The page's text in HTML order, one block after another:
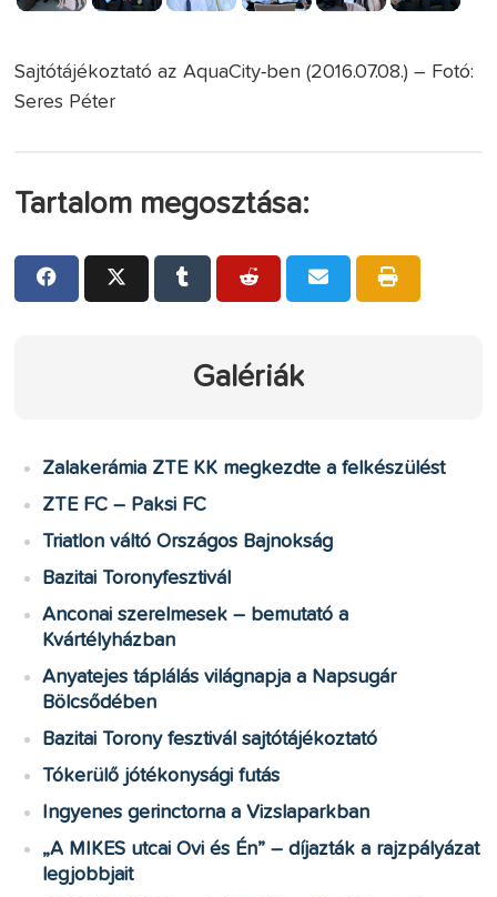
Sajtótájékoztató az AquaCity-ben (2016.07.08.) – Fotó:
Seres Péter
Tartalom megosztása:
Galériák
Zalakerámia ZTE KK megkezdte a felkészülést
ZTE FC – Paksi FC
Triatlon váltó Országos Bajnokság
Bazitai Toronyfesztivál
Anconai szerelmesek – bemutató a
Kvártélyházban
Anyatejes táplálás világnapja a Napsugár
Bölcsődében
Bazitai Torony fesztivál sajtótájékoztató
Tókerülő jótékonysági futás
Ingyenes gerinctorna a Vizslaparkban
„A MIKES utcai Ovi és Én” – díjazták a rajzpályázat
legjobbjait